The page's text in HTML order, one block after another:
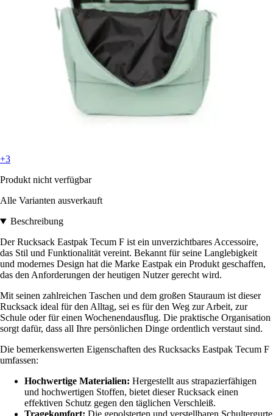
+3
Produkt nicht verfügbar
Alle Varianten ausverkauft
Beschreibung
Der Rucksack Eastpak Tecum F ist ein unverzichtbares Accessoire,
das Stil und Funktionalität vereint. Bekannt für seine Langlebigkeit
und modernes Design hat die Marke Eastpak ein Produkt geschaffen,
das den Anforderungen der heutigen Nutzer gerecht wird.
Mit seinen zahlreichen Taschen und dem großen Stauraum ist dieser
Rucksack ideal für den Alltag, sei es für den Weg zur Arbeit, zur
Schule oder für einen Wochenendausflug. Die praktische Organisation
sorgt dafür, dass all Ihre persönlichen Dinge ordentlich verstaut sind.
Die bemerkenswerten Eigenschaften des Rucksacks Eastpak Tecum F
umfassen:
Hochwertige Materialien: Hergestellt aus strapazierfähigen
und hochwertigen Stoffen, bietet dieser Rucksack einen
effektiven Schutz gegen den täglichen Verschleiß.